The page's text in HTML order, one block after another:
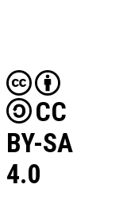
CC
BY-SA
4.0